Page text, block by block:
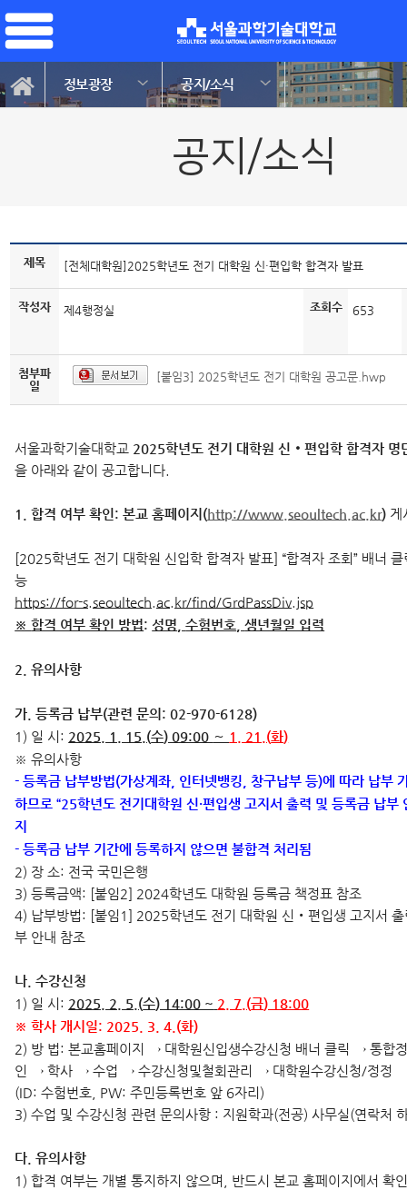
정보광장 공지/소식
공지/소식
제목 [전체대학원]2025학년도 전기 대학원 신·편입학 합격자 발표
작성자 제4행정실 조회수 653
첨부파
일
[붙임3] 2025학년도 전기 대학원 공고문.hwp
서울과학기술대학교 2025학년도 전기 대학원 신‧편입학 합격자 명
을 아래와 같이 공고합니다.
1. 합격 여부 확인: 본교 홈페이지(http://www.seoultech.ac.kr) 게
[2025학년도 전기 대학원 신입학 합격자 발표] “합격자 조회” 배너
능
https://for-s.seoultech.ac.kr/find/GrdPassDiv.jsp
※합격 여부 확인 방법: 성명 ,수험번호 ,생년월일 입력
2. 유의사항
가. 등록금 납부(관련 문의: 02-970-6128)
1) 일 시: 2025. 1. 15.(수) 09:00 ∼ 1. 21.(화)
※ 유의사항
- 등록금 납부방법(가상계좌, 인터넷뱅킹, 창구납부 등)에 따라 납부
하므로 “25학년도 전기대학원 신·편입생 고지서 출력 및 등록금 납부
지
- 등록금 납부 기간에 등록하지 않으면 불합격 처리됨
2) 장 소: 전국 국민은행
3) 등록금액: [붙임2] 2024학년도 대학원 등록금 책정표 참조
4) 납부방법: [붙임1] 2025학년도 전기 대학원 신‧편입생 고지서 출
부 안내 참조
나. 수강신청
1) 일 시: 2025. 2. 5.(수) 14:00 ~ 2. 7.(금) 18:00
※ 학사 개시일: 2025. 3. 4.(화)
2) 방 법: 본교홈페이지 → 대학원신입생수강신청 배너 클릭 → 통합
인 → 학사 → 수업 → 수강신청및철회관리 → 대학원수강신청/정정
(ID: 수험번호, PW: 주민등록번호 앞 6자리)
3) 수업 및 수강신청 관련 문의사항 : 지원학과(전공) 사무실(연락처
다. 유의사항
1) 합격 여부는 개별 통지하지 않으며, 반드시 본교 홈페이지에서 확